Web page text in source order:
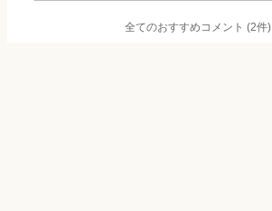
全てのおすすめコメント (2件)